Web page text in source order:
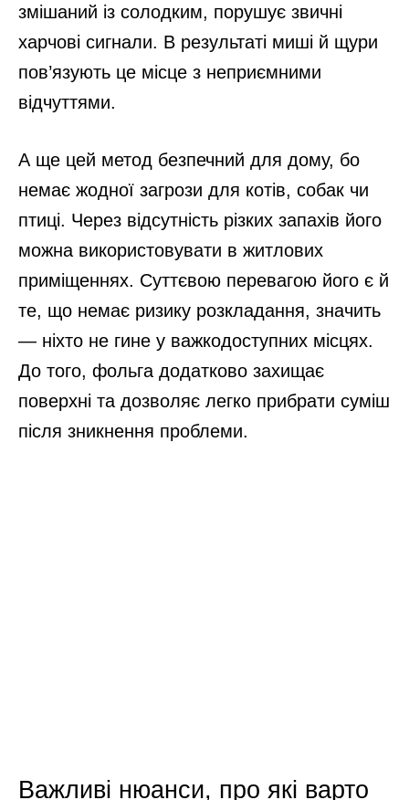
змішаний із солодким, порушує звичні
харчові сигнали. В результаті миші й щури
пов’язують це місце з неприємними
відчуттями.
А ще цей метод безпечний для дому, бо
немає жодної загрози для котів, собак чи
птиці. Через відсутність різких запахів його
можна використовувати в житлових
приміщеннях. Суттєвою перевагою його є й
те, що немає ризику розкладання, значить
— ніхто не гине у важкодоступних місцях.
До того, фольга додатково захищає
поверхні та дозволяє легко прибрати суміш
після зникнення проблеми.
Важливі нюанси, про які варто